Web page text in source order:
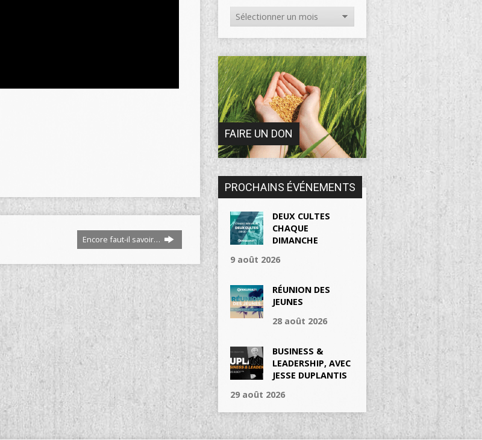
Encore faut-il savoir…
FAIRE UN DON
PROCHAINS ÉVÉNEMENTS
DEUX CULTES
CHAQUE
DIMANCHE
9 août 2026
RÉUNION DES
JEUNES
28 août 2026
BUSINESS &
LEADERSHIP, AVEC
JESSE DUPLANTIS
29 août 2026